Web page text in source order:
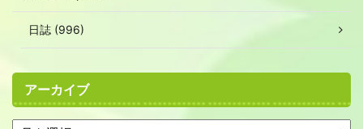
日誌 (996)
アーカイブ